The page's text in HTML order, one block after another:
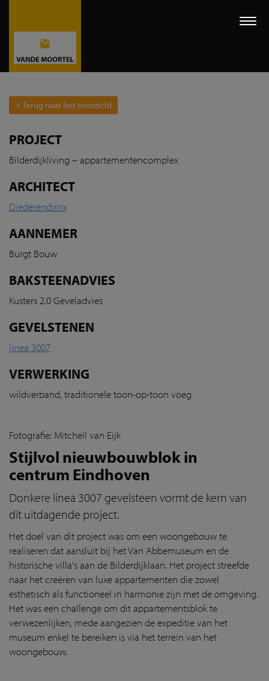
Terug naar het overzicht
PROJECT
Bilderdijkliving – appartementencomplex
ARCHITECT
Diederendirrix
AANNEMER
Burgt Bouw
BAKSTEENADVIES
Kusters 2.0 Geveladvies
GEVELSTENEN
linea 3007
VERWERKING
wildverband, traditionele toon-op-toon voeg
Fotografie: Mitchell van Eijk
Stijlvol nieuwbouwblok in
centrum Eindhoven
Donkere linea 3007 gevelsteen vormt de kern van
dit uitdagende project.
Het doel van dit project was om een woongebouw te
realiseren dat aansluit bij het Van Abbemuseum en de
historische villa's aan de Bilderdijklaan. Het project streefde
naar het creëren van luxe appartementen die zowel
esthetisch als functioneel in harmonie zijn met de omgeving.
Het was een challenge om dit appartementsblok te
verwezenlijken, mede aangezien de expeditie van het
museum enkel te bereiken is via het terrein van het
woongebouw.